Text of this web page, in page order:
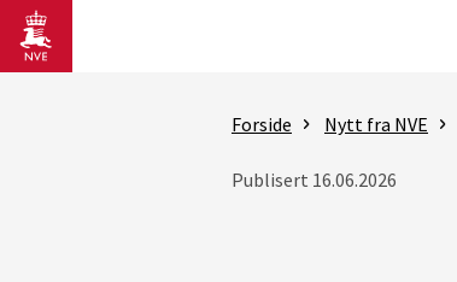
Gå til hovedinnhold
Forside Nytt fra NVE
Publisert 16.06.2026